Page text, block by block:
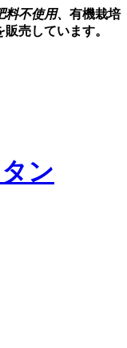
不使用、 有機栽培
売しています。